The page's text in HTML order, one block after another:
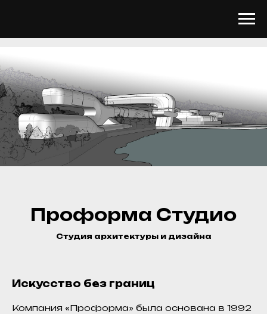
Проформа Студио
Cтудия архитектуры и дизайна
Искусство без границ
Компания «Проформа» была основана в 1992